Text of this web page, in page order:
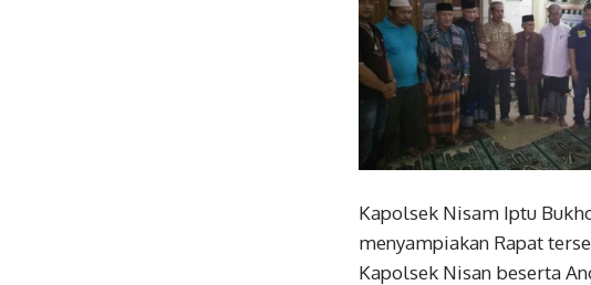
Kapolsek Nisam Iptu
menyampiakan Rapat
Kapolsek Nisan beserta